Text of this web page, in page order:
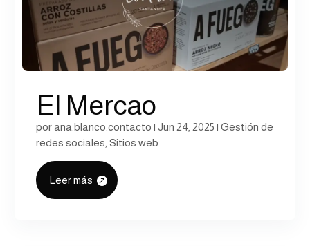
El Mercao
porana.blanco.contacto |Jun 24, 2025 |Gestión de
redes sociales ,Sitios web
Leer más